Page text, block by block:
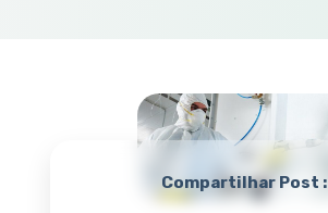
Compartilhar Post :